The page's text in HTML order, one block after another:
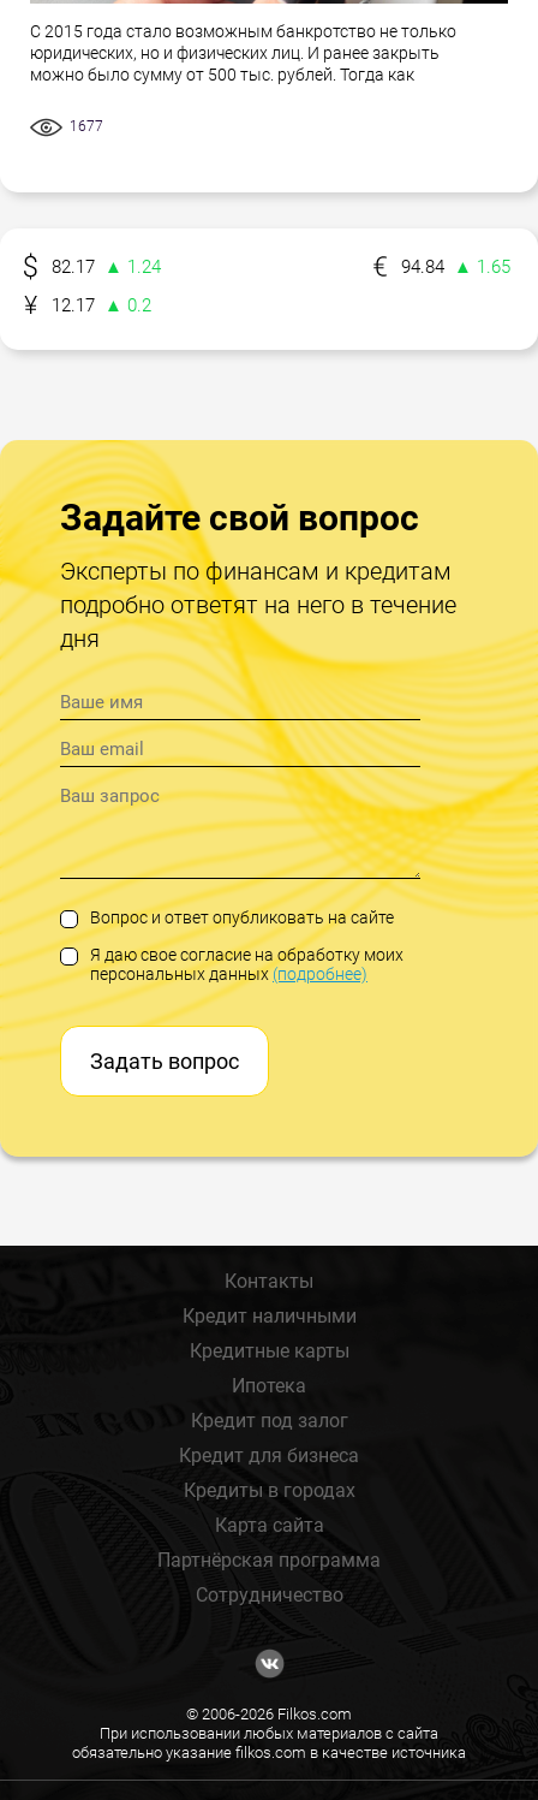
С 2015 года стало возможным банкротство не только
юридических, но и физических лиц. И ранее закрыть
можно было сумму от 500 тыс. рублей. Тогда как
1677
82.17 ▲ 1.24 94.84
▲ 1.65
12.17
▲ 0.2
Задайте свой вопрос
Эксперты по финансам и кредитам
подробно ответят на него в течение
дня
Вопрос и ответ опубликовать на сайте
Я даю свое согласие на обработку моих
персональных данных(подробнее)
Задать вопрос
Контакты
Кредит наличными
Кредитные карты
Ипотека
Кредит под залог
Кредит для бизнеса
Кредиты в городах
Карта сайта
Партнёрская программа
Сотрудничество
© 2006-2026 Filkos.com
При использовании любых материалов с сайта
обязательно указание filkos.com в качестве источника